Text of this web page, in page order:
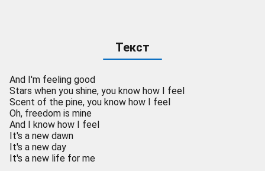
Текст
And I'm feeling good
Stars when you shine, you know how I feel
Scent of the pine, you know how I feel
Oh, freedom is mine
And I know how I feel
It's a new dawn
It's a new day
It's a new life for me